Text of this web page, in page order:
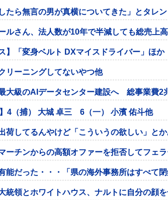
たら無言の男が真横についてきた」とタレ
ルさん、法人数が10年で半減しても総売上
】「変身ベルト DXマイスドライバー」ほか
リーニングしてないやつ他
大級のAIデータセンター建設へ 総事業費2
】4（捕） 大城 卓三 6（一） 小濱 佑斗他
荷してるんやけど「こういうの欲しい」と
ーチンからの高額オファーを拒否してフェ
能だった・・・「県の海外事務所はすべて
統領とホワイトハウス、ナルトに自分の顔